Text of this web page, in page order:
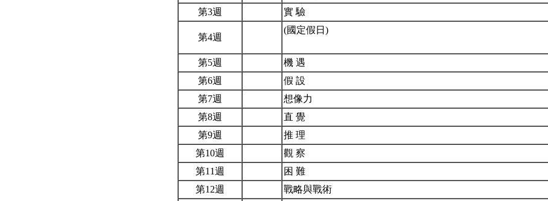
第3週
實 驗
第4週
(國定假日)
第5週
機 遇
第6週
假 設
第7週
想像力
第8週
直 覺
第9週
推 理
第10週
觀 察
第11週
困 難
第12週
戰略與戰術